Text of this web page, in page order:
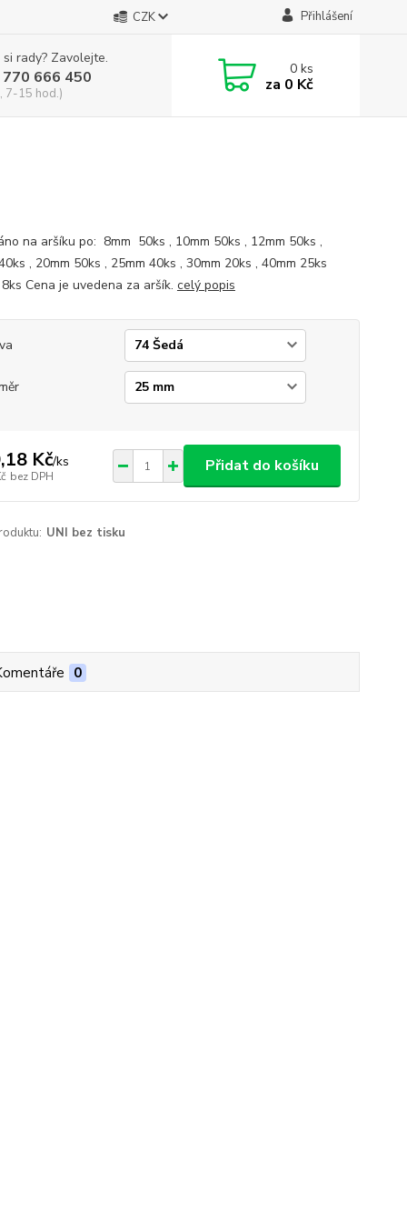
CZK Přihlášení
rady? Zavolejte.
666 450
7-15 hod.)
0ks
za 0 Kč
na aršíku po: 8mm 50ks , 10mm 50ks , 12mm 50ks ,
, 20mm 50ks , 25mm 40ks , 30mm 20ks , 40mm 25ks
Cena je uvedena za aršík. celý popis
Kč/ks
bez DPH
Přidat do košíku
UNI bez tisku
0